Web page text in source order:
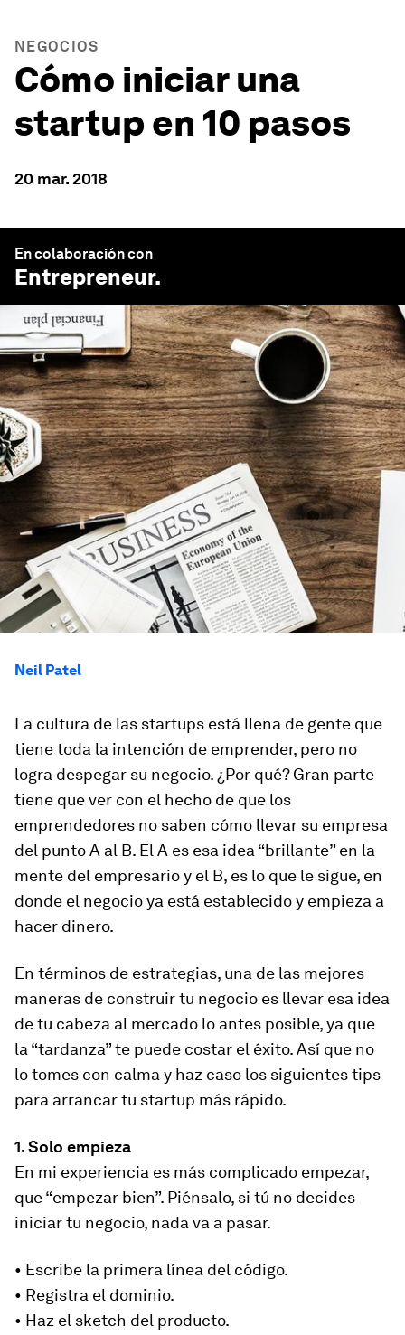
NEGOCIOS
Cómo iniciar una
startup en 10 pasos
20 mar. 2018
En colaboración con
Entrepreneur.
Neil Patel
La cultura de las startups está llena de gente que
tiene toda la intención de emprender, pero no
logra despegar su negocio. ¿Por qué? Gran parte
tiene que ver con el hecho de que los
emprendedores no saben cómo llevar su empresa
del punto A al B. El A es esa idea “brillante” en la
mente del empresario y el B, es lo que le sigue, en
donde el negocio ya está establecido y empieza a
hacer dinero.
En términos de estrategias, una de las mejores
maneras de construir tu negocio es llevar esa idea
de tu cabeza al mercado lo antes posible, ya que
la “tardanza” te puede costar el éxito. Así que no
lo tomes con calma y haz caso los siguientes tips
para arrancar tu startup más rápido.
1. Solo empieza
En mi experiencia es más complicado empezar,
que “empezar bien”. Piénsalo, si tú no decides
iniciar tu negocio, nada va a pasar.
• Escribe la primera línea del código.
• Registra el dominio.
• Haz el sketch del producto.